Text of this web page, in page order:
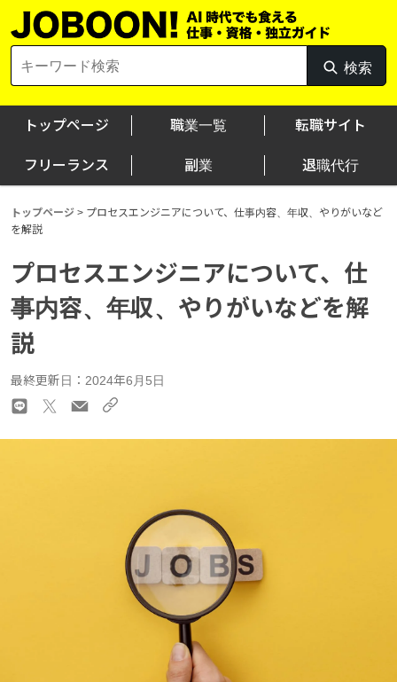
Skip
to
for:
検索
検
索
トップページ 職業一覧 転職サイト
フリーランス 副業 退職代行
トップページ > プロセスエンジニアについて、仕事内容、年収、やりがいなど
を解説
プロセスエンジニアについて、仕
事内容、年収、やりがいなどを解
説
最終更新日：2024年6月5日